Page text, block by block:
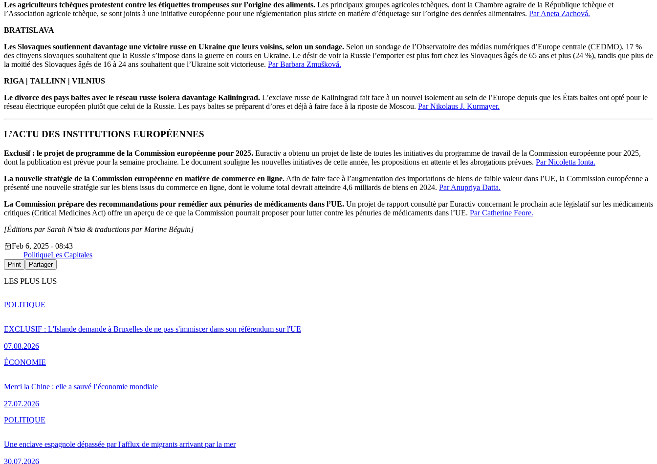
Les agriculteurs tchèques protestent contre les étiquettes trompeuses sur l’origine des aliments. Les principaux groupes agricoles tchèques, dont la Chambre agraire de la République tchèque et
l’Association agricole tchèque, se sont joints à une initiative européenne pour une réglementation plus stricte en matière d’étiquetage sur l’origine des denrées alimentaires. Par Aneta Zachová.
BRATISLAVA
Les Slovaques soutiennent davantage une victoire russe en Ukraine que leurs voisins, selon un sondage. Selon un sondage de l’Observatoire des médias numériques d’Europe centrale (CEDMO), 17 %
des citoyens slovaques souhaitent que la Russie s’impose dans la guerre en cours en Ukraine. Le désir de voir la Russie l’emporter est plus fort chez les Slovaques âgés de 65 ans et plus (24 %), tandis que plus de
la moitié des Slovaques âgés de 16 à 24 ans souhaitent que l’Ukraine soit victorieuse. Par Barbara Zmušková.
RIGA | TALLINN | VILNIUS
Le divorce des pays baltes avec le réseau russe isolera davantage Kaliningrad. L’exclave russe de Kaliningrad fait face à un nouvel isolement au sein de l’Europe depuis que les États baltes ont opté pour le
réseau électrique européen plutôt que celui de la Russie. Les pays baltes se préparent d’ores et déjà à faire face à la riposte de Moscou. Par Nikolaus J. Kurmayer.
L’ACTU DES INSTITUTIONS EUROPÉENNES
Exclusif : le projet de programme de la Commission européenne pour 2025. Euractiv a obtenu un projet de liste de toutes les initiatives du programme de travail de la Commission européenne pour 2025,
dont la publication est prévue pour la semaine prochaine. Le document souligne les nouvelles initiatives de cette année, les propositions en attente et les abrogations prévues. Par Nicoletta Ionta.
La nouvelle stratégie de la Commission européenne en matière de commerce en ligne. Afin de faire face à l’augmentation des importations de biens de faible valeur dans l’UE, la Commission européenne a
présenté une nouvelle stratégie sur les biens issus du commerce en ligne, dont le volume total devrait atteindre 4,6 milliards de biens en 2024. Par Anupriya Datta.
La Commission prépare des recommandations pour remédier aux pénuries de médicaments dans l’UE. Un projet de rapport consulté par Euractiv concernant le prochain acte législatif sur les médicaments
critiques (Critical Medicines Act) offre un aperçu de ce que la Commission pourrait proposer pour lutter contre les pénuries de médicaments dans l’UE. Par Catherine Feore.
[Éditions par Sarah N’tsia & traductions par Marine Béguin]
Feb 6, 2025 - 08:43
PolitiqueLes Capitales
Print Partager
LES PLUS LUS
EXCLUSIF : L'Islande demande à Bruxelles de ne pas s'immiscer dans son référendum sur l'UE
07.08.2026
POLITIQUE
Merci la Chine : elle a sauvé l’économie mondiale
27.07.2026
ÉCONOMIE
Une enclave espagnole dépassée par l'afflux de migrants arrivant par la mer
30.07.2026
POLITIQUE